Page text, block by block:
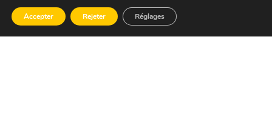
Accepter Rejeter Réglages